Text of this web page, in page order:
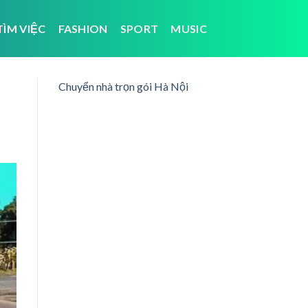
VIỆC FASHION SPORT MUSIC
Chuyển nhà trọn gói Hà Nội